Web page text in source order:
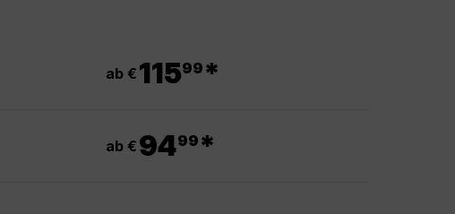
ab € 11599 *
ab € 9499 *